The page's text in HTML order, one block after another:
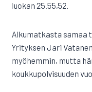
luokan 25.55,52.
Alkumatkasta samaa
Yrityksen Jari
myöhemmin, mutta
koukkupolvisuuden